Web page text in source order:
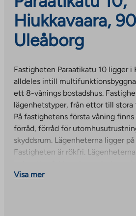
Hiukkavaara,
Uleåborg
Fastigheten Paraatikatu 10 ligger i
alldeles intill
ett 8-vånings bostadshus.
lägenhetstyper, från ettor till stora
På fastighetens första våning
förråd, förråd för
skyddsrum. Lägenheterna ligger
Fastigheten är rökfri.
förbrukning. Kvarteret har en
Visa mer